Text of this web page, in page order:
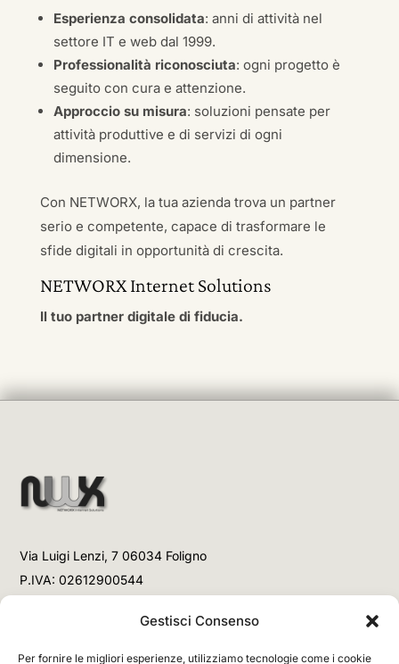
Gestisci Consenso
Per fornire le migliori esperienze, utilizziamo tecnologie come i cookie
Esperienza consolidata: anni di attività nel
settore IT e web dal 1999.
Professionalità riconosciuta: ogni progetto è
seguito con cura e attenzione.
Approccio su misura: soluzioni pensate per
attività produttive e di servizi di ogni
dimensione.
Con NETWORX, la tua azienda trova un partner
serio e competente, capace di trasformare le
sfide digitali in opportunità di crescita.
NETWORX Internet Solutions
Il tuo partner digitale di fiducia.
Via Luigi Lenzi, 7 06034 Foligno
P.IVA: 02612900544